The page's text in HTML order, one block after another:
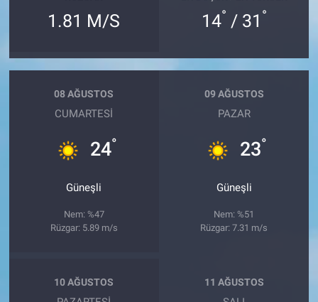
1.81 M/S 14° / 31 °
08 AĞUSTOS
CUMARTESI
24°
Güneşli
Nem: %47
Rüzgar: 5.89 m/s
09 AĞUSTOS
PAZAR
23°
Güneşli
Nem: %51
Rüzgar: 7.31 m/s
10 AĞUSTOS 11 AĞUSTOS